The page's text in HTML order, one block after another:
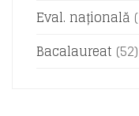
Eval. națională
Bacalaureat (52)